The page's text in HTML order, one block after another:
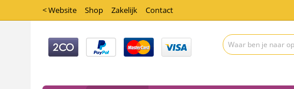
< Website Shop Zakelijk Contact